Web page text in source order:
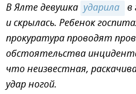
В Ялте девушка ударила в
и скрылась. Ребенок
прокуратура проводят
обстоятельства
что неизвестная,
удар ногой.